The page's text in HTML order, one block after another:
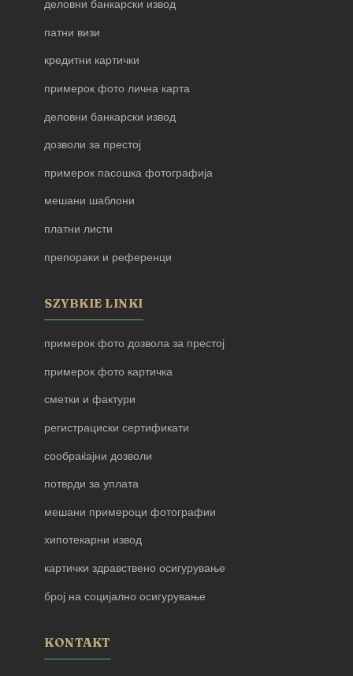
деловни банкарски извод
патни визи
кредитни картички
примерок фото лична карта
деловни банкарски извод
дозволи за престој
примерок пасошка фотографија
мешани шаблони
платни листи
препораки и референци
SZYBKIE LINKI
примерок фото дозвола за престој
примерок фото картичка
сметки и фактури
регистрациски сертификати
сообраќајни дозволи
потврди за уплата
мешани примероци фотографии
хипотекарни извод
картички здравствено осигурување
број на социјално осигурување
KONTAKT